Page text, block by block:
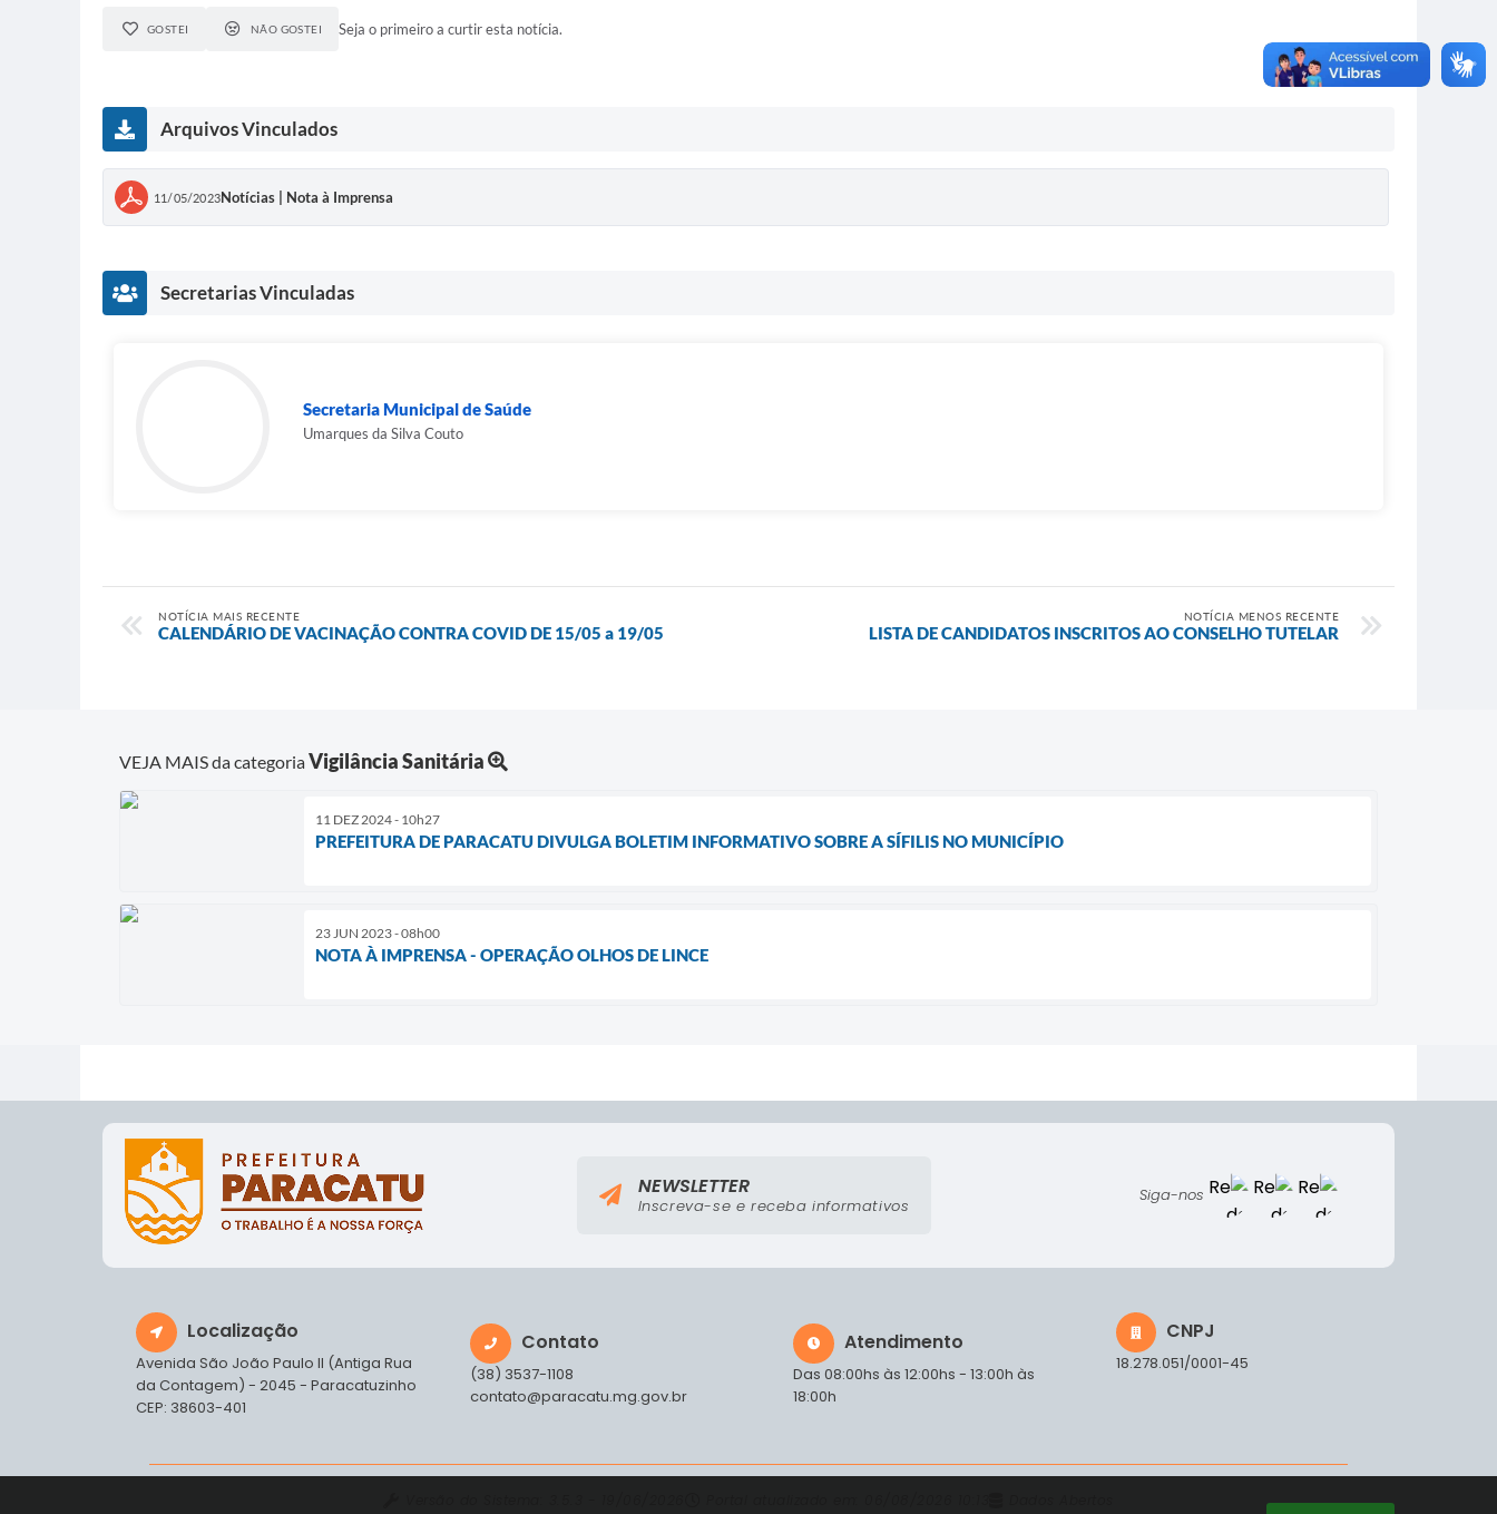
GOSTEI NÃO GOSTEI Seja o primeiro a curtir esta notícia.
Arquivos Vinculados
11/05/2023Notícias | Nota à Imprensa
Secretarias Vinculadas
Secretaria Municipal de Saúde
Umarques da Silva Couto
NOTÍCIA MAIS RECENTE
CALENDÁRIO DE VACINAÇÃO CONTRA COVID DE 15/05 a 19/05
NOTÍCIA MENOS RECENTE
LISTA DE CANDIDATOS INSCRITOS AO CONSELHO TUTELAR
VEJA MAIS da categoriaVigilância Sanitária
11 DEZ 2024 - 10h27
PREFEITURA DE PARACATU DIVULGA BOLETIM INFORMATIVO SOBRE A SÍFILIS NO MUNICÍPIO
23 JUN 2023 - 08h00
NOTA À IMPRENSA - OPERAÇÃO OLHOS DE LINCE
Siga-nos
Localização
Avenida São João Paulo II (Antiga Rua
da Contagem) - 2045 - Paracatuzinho
CEP: 38603-401
Contato
(38) 3537-1108
contato@paracatu.mg.gov.br
Atendimento
Das 08:00hs às 12:00hs - 13:00h às
18:00h
CNPJ
18.278.051/0001-45
NEWSLETTER
Inscreva-se e receba informativos